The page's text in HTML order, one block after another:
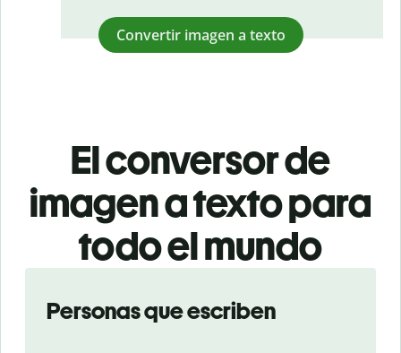
Convertir imagen a texto
El conversor de
imagen a texto para
todo el mundo
Personas que escriben